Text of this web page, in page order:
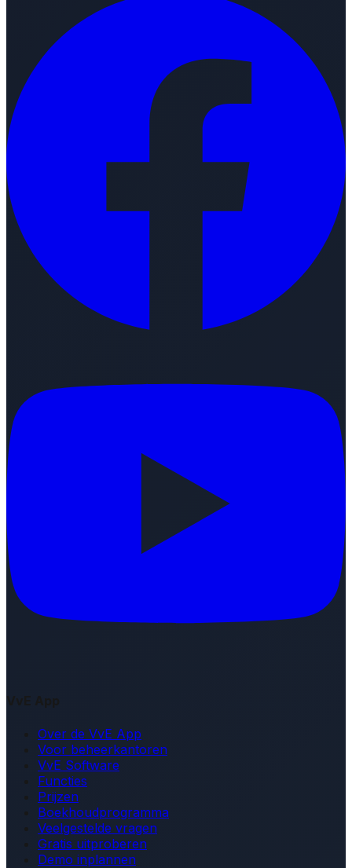
Over de VvE App
Voor beheerkantoren
VvE Software
Functies
Prijzen
Boekhoudprogramma
Veelgestelde vragen
Gratis uitproberen
Demo inplannen